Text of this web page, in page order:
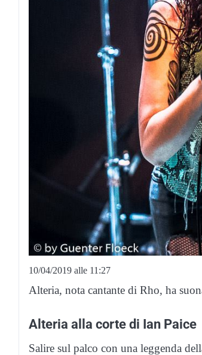
10/04/2019 alle 11:27
Alteria, nota cantante di Rho, ha
Alteria alla corte di Ian Paice
Salire sul palco con una leggenda